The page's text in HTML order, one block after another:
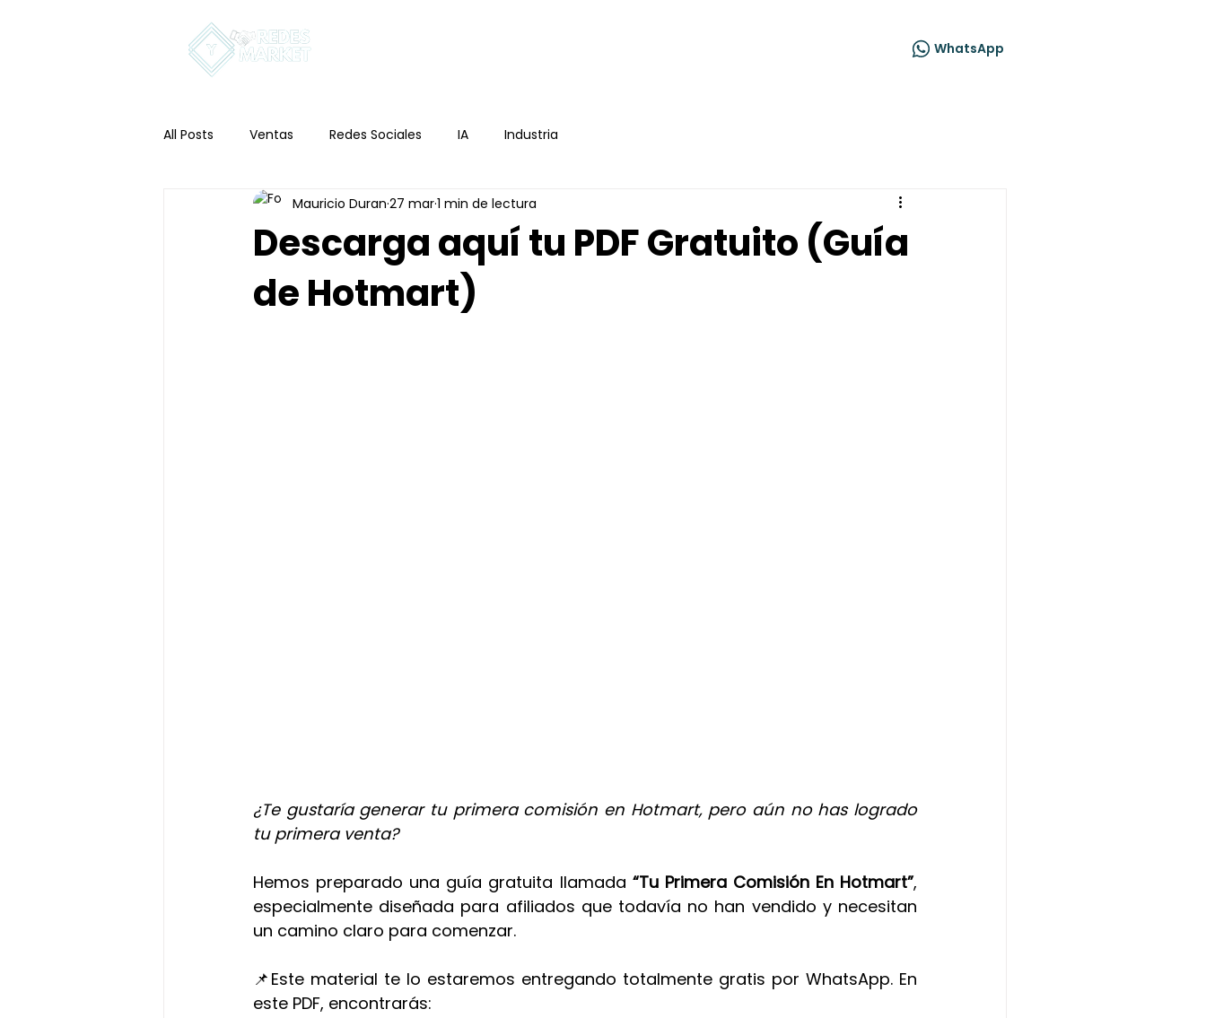
WhatsApp
All Posts Ventas Redes Sociales IA Industria
Descarga aquí tu PDF Gratuito (Guía
de Hotmart)
Mauricio Duran 27 mar1 min de lectura
¿Te gustaría generar tu primera comisión en Hotmart, pero aún no has logrado
tu primera venta?
Hemos preparado una guía gratuita llamada “Tu Primera Comisión En Hotmart”,
especialmente diseñada para afiliados que todavía no han vendido y necesitan
un camino claro para comenzar.
📌Este material te lo estaremos entregando totalmente gratis por WhatsApp. En
este PDF, encontrarás: